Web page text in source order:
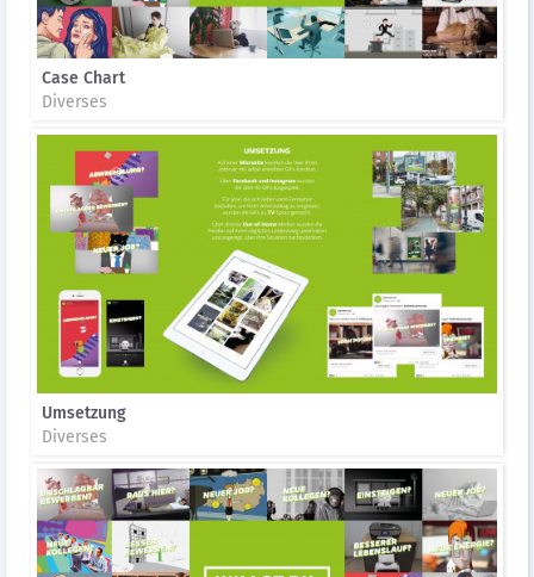
Case Chart
Diverses
Umsetzung
Diverses